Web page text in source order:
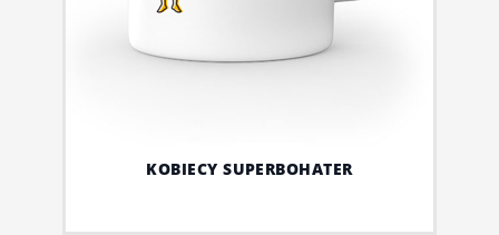
KOBIECY SUPERBOHATER